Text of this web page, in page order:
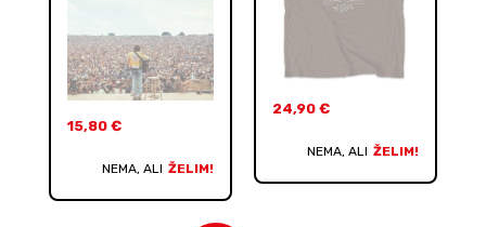
15,80 €
NEMA, ALI ŽELIM!
24,90 €
NEMA, ALI ŽELIM!